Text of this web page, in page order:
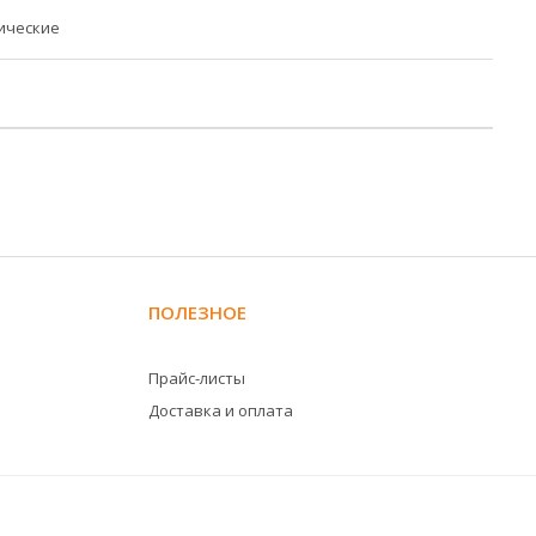
ПОЛЕЗНОЕ
Прайс-листы
Доставка и оплата